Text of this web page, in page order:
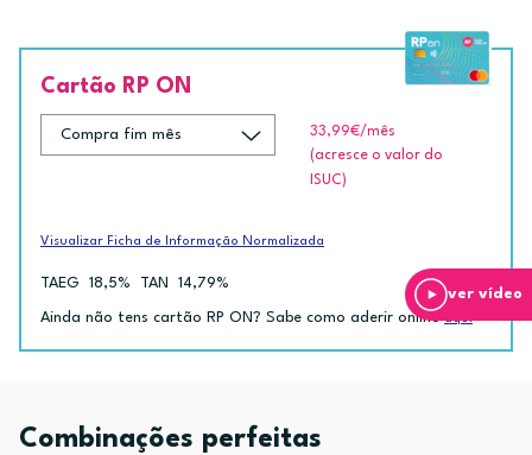
ver vídeo
Cartão RP ON
33,99€/mês
(acresce o valor do
ISUC)
Visualizar Ficha de Informação Normalizada
TAEG 18,5% TAN 14,79%
Ainda não tens cartão RP ON? Sabe como aderir onlineaqui
Combinações perfeitas